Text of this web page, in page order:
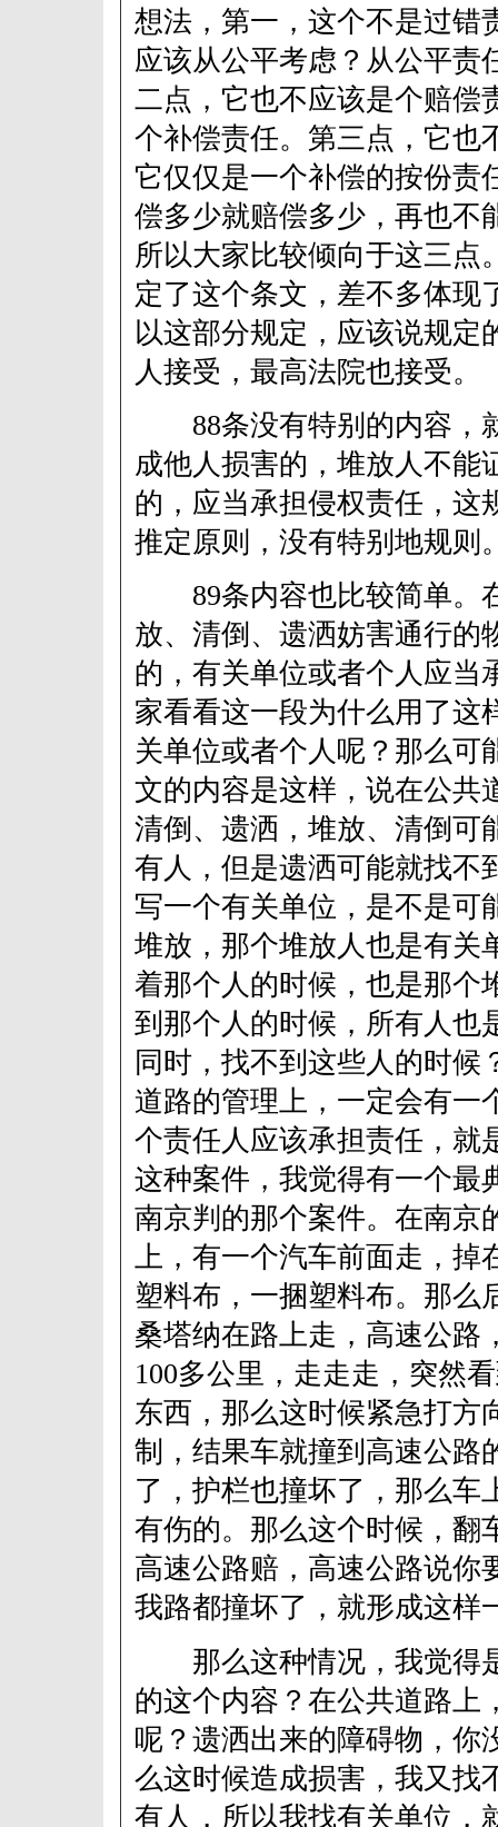
想法，第一，这个不是过错
应该从公平考虑？从公平责
二点，它也不应该是个赔偿
个补偿责任。第三点，它也
它仅仅是一个补偿的按份责
偿多少就赔偿多少，再也不
所以大家比较倾向于这三点
定了这个条文，差不多体现
以这部分规定，应该说规定
人接受，最高法院也接受。
88条没有特别的内容，
成他人损害的，堆放人不能
的，应当承担侵权责任，这
推定原则，没有特别地规则
89条内容也比较简单。
放、清倒、遗洒妨害通行的
的，有关单位或者个人应当
家看看这一段为什么用了这
关单位或者个人呢？那么可
文的内容是这样，说在公共
清倒、遗洒，堆放、清倒可
有人，但是遗洒可能就找不
写一个有关单位，是不是可
堆放，那个堆放人也是有关
着那个人的时候，也是那个
到那个人的时候，所有人也
同时，找不到这些人的时候
道路的管理上，一定会有一
个责任人应该承担责任，就
这种案件，我觉得有一个最
南京判的那个案件。在南京
上，有一个汽车前面走，掉
塑料布，一捆塑料布。那么
桑塔纳在路上走，高速公路
100多公里，走走走，突然
东西，那么这时候紧急打方
制，结果车就撞到高速公路
了，护栏也撞坏了，那么车
有伤的。那么这个时候，翻
高速公路赔，高速公路说你
我路都撞坏了，就形成这样
那么这种情况，我觉得
的这个内容？在公共道路上
呢？遗洒出来的障碍物，你
么这时候造成损害，我又找
有人，所以我找有关单位，